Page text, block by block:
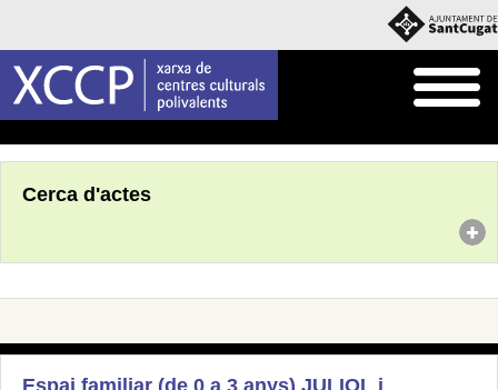
Cerca d'actes
Espai familiar (de 0 a 3 anys) JULIOL i